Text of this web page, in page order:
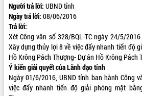
Người trả lời: UBND tỉnh
Ngày trả lời: 08/06/2016
Trả lời:
Xét Công văn số 328/BQL-TC ngày 24/5/
Xây dựng thủy lợi 8 về việc đẩy nhanh tiến độ
Hồ Krông Pách Thượng- Dự án Hồ Krông Pách
Ý kiến giải quyết của Lãnh đạo tỉnh
Ngày 01/6/2016, UBND tỉnh ban hành Công
việc đẩy nhanh tiến độ giải phóng mặt